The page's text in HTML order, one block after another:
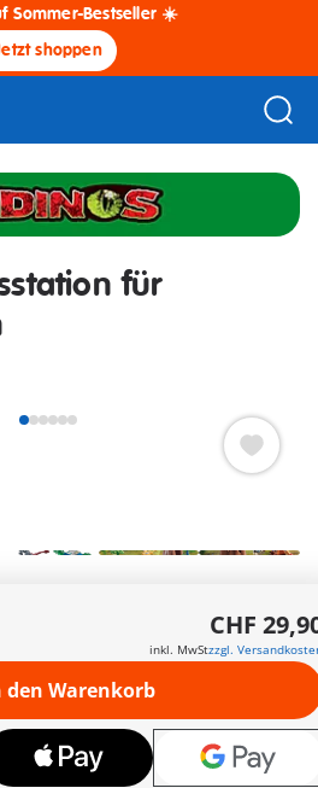
Sommer-Bestseller ☀️
shoppen
für
realistische
aus sicherer Entfernung
Arme, Beine und aufklappbarer
actionreiche Spielszenen
Petrischale und Wissenskarte für
CHF
inkl. MwStzzgl.
den Warenkorb